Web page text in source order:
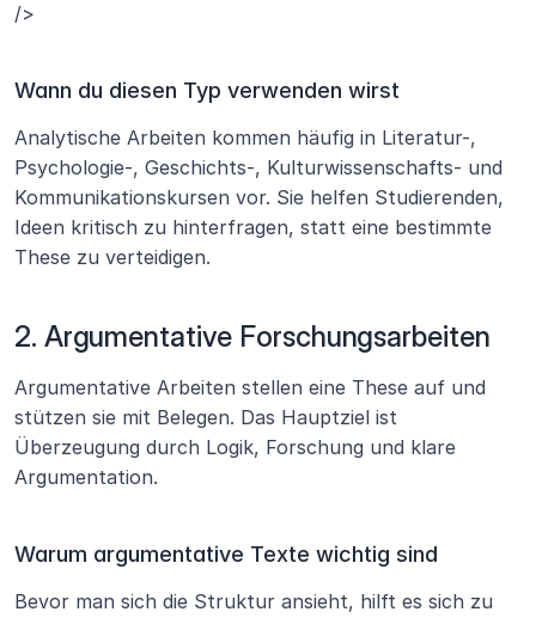
/>
Wann du diesen Typ verwenden wirst
Analytische Arbeiten kommen häufig in Literatur-,
Psychologie-, Geschichts-, Kulturwissenschafts- und
Kommunikationskursen vor. Sie helfen Studierenden,
Ideen kritisch zu hinterfragen, statt eine bestimmte
These zu verteidigen.
2. Argumentative Forschungsarbeiten
Argumentative Arbeiten stellen eine These auf und
stützen sie mit Belegen. Das Hauptziel ist
Überzeugung durch Logik, Forschung und klare
Argumentation.
Warum argumentative Texte wichtig sind
Bevor man sich die Struktur ansieht, hilft es sich zu